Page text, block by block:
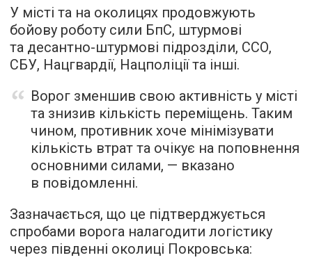
У місті та на околицях продовжують
бойову роботу сили БпС, штурмові
та десантно-штурмові підрозділи, ССО,
СБУ, Нацгвардії, Нацполіції та інші.
Ворог зменшив свою активність у місті
та знизив кількість переміщень. Таким
чином, противник хоче мінімізувати
кількість втрат та очікує на поповнення
основними силами, — вказано
в повідомленні.
Зазначається, що це підтверджується
спробами ворога налагодити логістику
через південні околиці Покровська: